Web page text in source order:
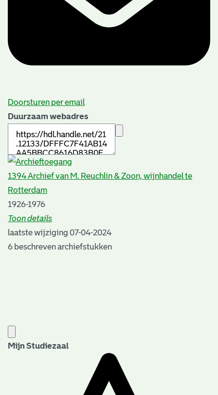
Doorsturen per email
Duurzaam webadres
1394 Archief van M. Reuchlin & Zoon, wijnhandel te
Rotterdam
1926-1976
Toon details
Datering:
1926-1976
Overheid of particulier:
U kunt toestemming tot bewerken en verspreiden van
laatste wijziging 07-04-2024
6 beschreven archiefstukken
Mijn Studiezaal